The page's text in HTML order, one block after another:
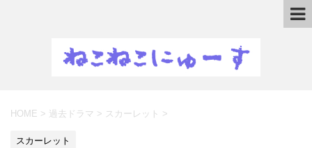
HOME > 過去ドラマ > スカーレット >
スカーレット